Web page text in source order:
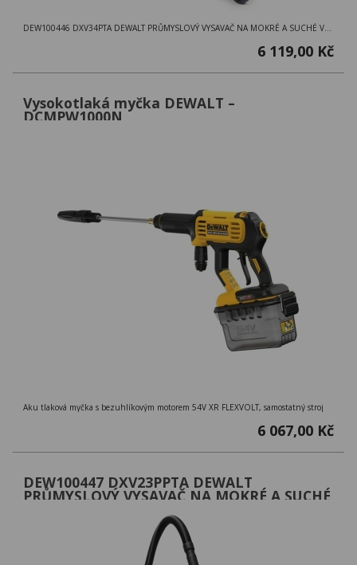
DEW100446 DXV34PTA DEWALT PRŮMYSLOVÝ VYSAVAČ NA MOKRÉ A SUCHÉ VYSÁVÁNÍ ,1200W,34L NÁDOBA A PŘÍSLUŠENSTVÍ
6 119,00 Kč
Vysokotlaká myčka DEWALT –
DCMPW1000N
Aku tlaková myčka s bezuhlíkovým motorem 54V XR FLEXVOLT, samostatný stroj
6 067,00 Kč
DEW100447 DXV23PPTA DEWALT
PRŮMYSLOVÝ VYSAVAČ NA MOKRÉ A SUCHÉ